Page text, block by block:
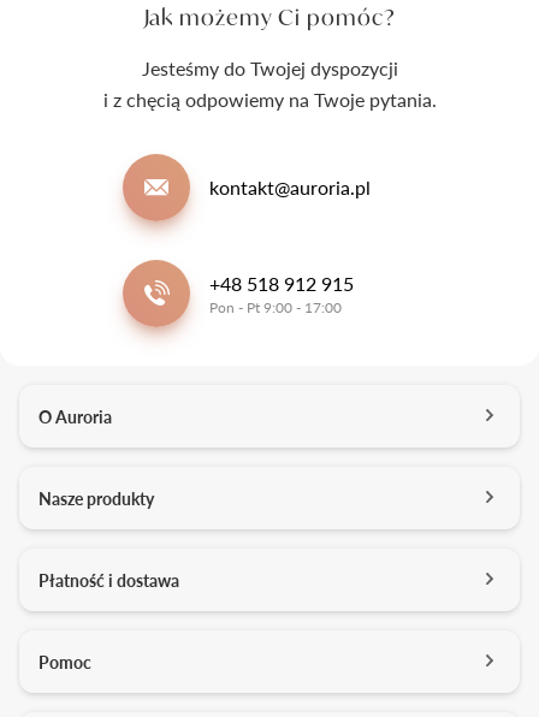
Jak możemy Ci pomóc?
Jesteśmy do Twojej dyspozycji
i z chęcią odpowiemy na Twoje pytania.
kontakt@auroria.pl
+48 518 912 915
Pon - Pt 9:00 - 17:00
O Auroria
Kontakt
Kariera
Studio projektowe
Nasze produkty
Obrączki ślubne
Usługi dodatkowe
Płatność i dostawa
Formy płatności
Pomoc